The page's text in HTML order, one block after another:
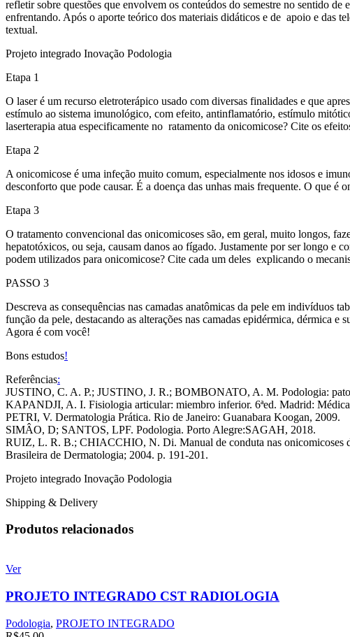
refletir sobre questões que envolvem os conteúdos do semestre no sentido
enfrentando. Após o aporte teórico dos materiais didáticos e de apoio e das
textual.
Projeto integrado Inovação Podologia
Etapa 1
O laser é um recurso eletroterápico usado com diversas finalidades e que
estímulo ao sistema imunológico, com efeito, antinflamatório, estímulo
laserterapia atua especificamente no ratamento da onicomicose? Cite os
Etapa 2
A onicomicose é uma infeção muito comum, especialmente nos idosos e
desconforto que pode causar. É a doença das unhas mais frequente. O que é
Etapa 3
O tratamento convencional das onicomicoses são, em geral, muito longos,
hepatotóxicos, ou seja, causam danos ao fígado. Justamente por ser longo e
podem utilizados para onicomicose? Cite cada um deles explicando o
PASSO 3
Descreva as consequências nas camadas anatômicas da pele em indivíduos
função da pele, destacando as alterações nas camadas epidérmica, dérmica
Agora é com você!
Bons estudos!
Referências:
JUSTINO, C. A. P.; JUSTINO, J. R.; BOMBONATO, A. M. Podologia:
KAPANDJI, A. I. Fisiologia articular: miembro inferior. 6ªed. Madrid: Médica
PETRI, V. Dermatologia Prática. Rio de Janeiro: Guanabara Koogan, 2009.
SIMÂO, D; SANTOS, LPF. Podologia. Porto Alegre:SAGAH, 2018.
RUIZ, L. R. B.; CHIACCHIO, N. Di. Manual de conduta nas onicomicoses
Brasileira de Dermatologia; 2004. p. 191-201.
Projeto integrado Inovação Podologia
Shipping & Delivery
Produtos relacionados
Ver
PROJETO INTEGRADO CST RADIOLOGIA
Podologia, PROJETO INTEGRADO